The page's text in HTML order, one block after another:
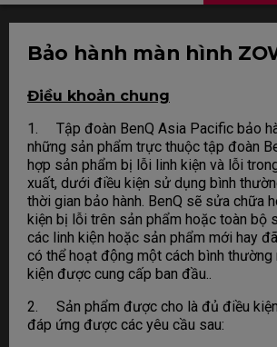
Bảo hành màn hình
Điều khoản chung
1. Tập đoàn BenQ Asia Pacific bảo
những sản phẩm trực thuộc tập đoàn
hợp sản phẩm bị lỗi linh kiện và lỗi
xuất, dưới điều kiện sử dụng bình
thời gian bảo hành. BenQ sẽ sửa chữa
kiện bị lỗi trên sản phẩm hoặc toàn bộ
các linh kiện hoặc sản phẩm mới hay
có thể hoạt động một cách bình thường
kiện được cung cấp ban đầu..
2. Sản phẩm được cho là đủ điều
đáp ứng được các yêu cầu sau: